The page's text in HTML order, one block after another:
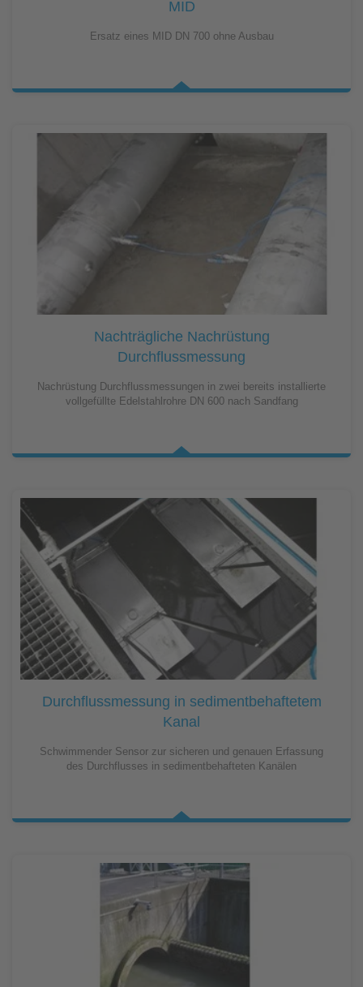
MID
Ersatz eines MID DN 700 ohne Ausbau
Nachträgliche Nachrüstung
Durchflussmessung
Nachrüstung Durchflussmessungen in zwei bereits installierte
vollgefüllte Edelstahlrohre DN 600 nach Sandfang
Durchflussmessung in sedimentbehaftetem
Kanal
Schwimmender Sensor zur sicheren und genauen Erfassung
des Durchflusses in sedimentbehafteten Kanälen